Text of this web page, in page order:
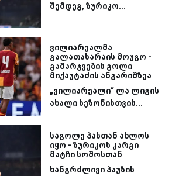
შემდეგ, ზურიკო...
ვილიარეალმა
გალათასარაის მოუგო -
გამარჯვების გოლი
მიქაუტაძის ანგარიშზეა
„ვილიარეალი“ ლა ლიგის
ახალი სეზონისთვის...
საგოლე პასთან ახლოს
იყო - ზურიკოს კარგი
მატჩი სოშოსთან
ხანგრძლივი პაუზის